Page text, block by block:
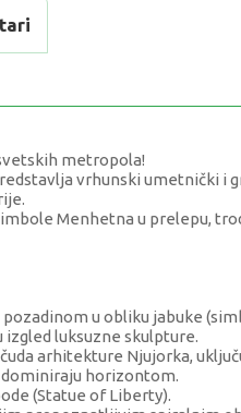
metropola!
vrhunski umetnički i
Menhetna u prelepu,
u obliku jabuke
luksuzne skulpture.
arhitekture Njujorka,
dominiraju horizontom.
(Statue of Liberty).